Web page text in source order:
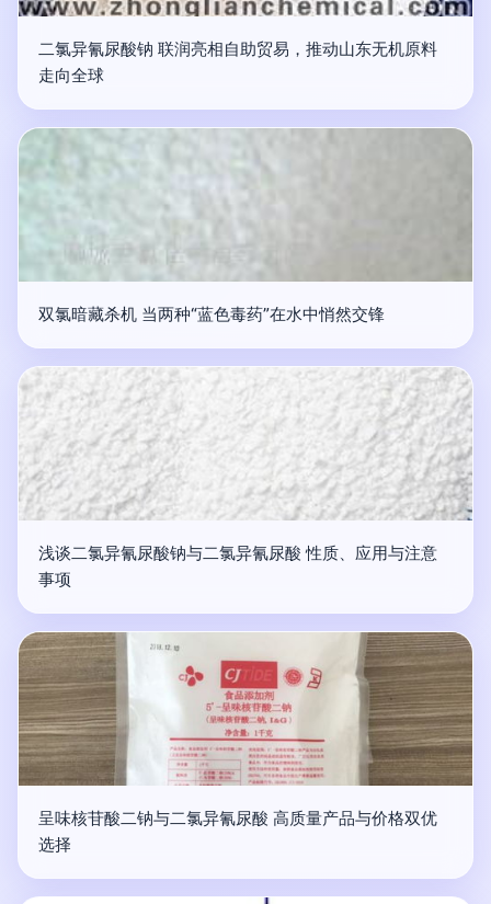
二氯异氰尿酸钠 联润亮相自助贸易，推动山东无机原料
走向全球
双氯暗藏杀机 当两种“蓝色毒药”在水中悄然交锋
浅谈二氯异氰尿酸钠与二氯异氰尿酸 性质、应用与注意
事项
呈味核苷酸二钠与二氯异氰尿酸 高质量产品与价格双优
选择